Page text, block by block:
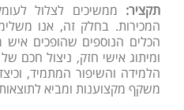
תקציר: ממשיכים לצלול
המכירות. בחלק זה, אנו
הכלים הנוספים שהופכים איש
ומיתוג אישי חזק, ניצול חכם
הלמידה והשיפור המתמיד,
משקף מקצוענות ומביא